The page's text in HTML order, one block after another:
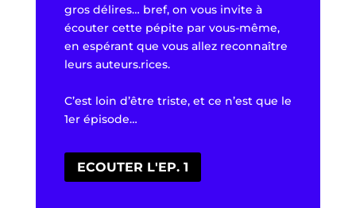
gros délires… bref, on vous invite à
écouter cette pépite par vous-même,
en espérant que vous allez reconnaître
leurs auteurs.rices.
C’est loin d’être triste, et ce n’est que le
1er épisode…
ECOUTER L'EP. 1